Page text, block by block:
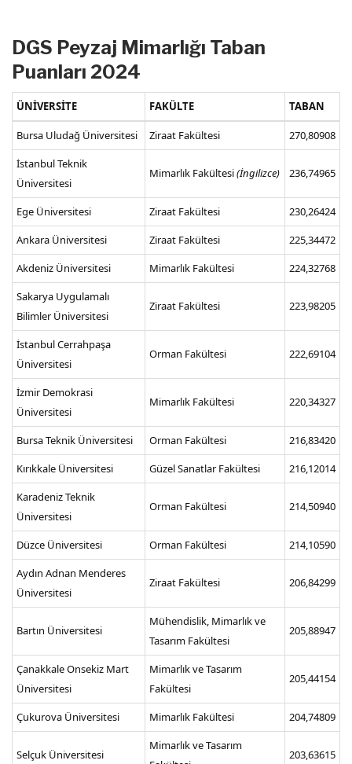
DGS Peyzaj Mimarlığı Taban
Puanları 2024
ÜNİVERSİTE FAKÜLTE TABAN
Bursa Uludağ Üniversitesi Ziraat Fakültesi
270,80908
İstanbul Teknik
Üniversitesi
Mimarlık Fakültesi(İngilizce) 236,74965
Ege Üniversitesi Ziraat Fakültesi
230,26424
Ankara Üniversitesi
Ziraat Fakültesi
225,34472
Akdeniz Üniversitesi
Mimarlık Fakültesi
224,32768
Sakarya Uygulamalı
Bilimler Üniversitesi
Ziraat Fakültesi 223,98205
İstanbul Cerrahpaşa
Üniversitesi
Orman Fakültesi 222,69104
İzmir Demokrasi
Üniversitesi
Mimarlık Fakültesi 220,34327
Bursa Teknik Üniversitesi Orman Fakültesi
216,83420
Kırıkkale Üniversitesi
Güzel Sanatlar Fakültesi
216,12014
Karadeniz Teknik
Üniversitesi
Orman Fakültesi 214,50940
Düzce Üniversitesi Orman Fakültesi
214,10590
Aydın Adnan Menderes
Üniversitesi
Ziraat Fakültesi 206,84299
Bartın Üniversitesi
Mühendislik, Mimarlık ve
Tasarım Fakültesi
205,88947
Çanakkale Onsekiz Mart
Üniversitesi
Mimarlık ve Tasarım
Fakültesi
205,44154
Çukurova Üniversitesi Mimarlık Fakültesi 204,74809
Selçuk Üniversitesi
Mimarlık ve Tasarım
203,63615